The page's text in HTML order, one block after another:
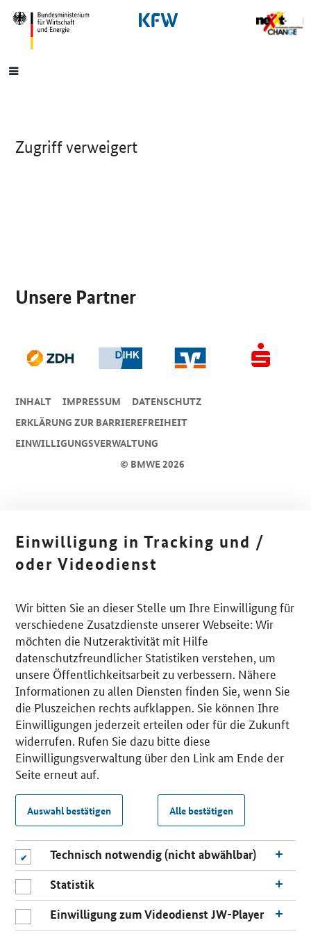
SrOnlyNavigation
Hauptmenü
Zugriff verweigert
Unsere Partner
© BMWE 2026
INHALT IMPRESSUM
DA­TEN­SCHUTZ
ERKLÄRUNG ZUR BARRIEREFREIHEIT
EINWILLIGUNGSVERWALTUNG
Einwilligung in Tracking und /
oder Videodienst
Wir bitten Sie an dieser Stelle um Ihre Einwilligung für
verschiedene Zusatzdienste unserer Webseite: Wir
möchten die Nutzeraktivität mit Hilfe
datenschutzfreundlicher Statistiken verstehen, um
unsere Öffentlichkeitsarbeit zu verbessern. Nähere
Informationen zu allen Diensten finden Sie, wenn Sie
die Pluszeichen rechts aufklappen. Sie können Ihre
Einwilligungen jederzeit erteilen oder für die Zukunft
widerrufen. Rufen Sie dazu bitte diese
Einwilligungsverwaltung über den Link am Ende der
Seite erneut auf.
Auswahl bestätigen Alle bestätigen
Technisch notwendig (nicht abwählbar)
Statistik
Einwilligung zum Videodienst JW-Player